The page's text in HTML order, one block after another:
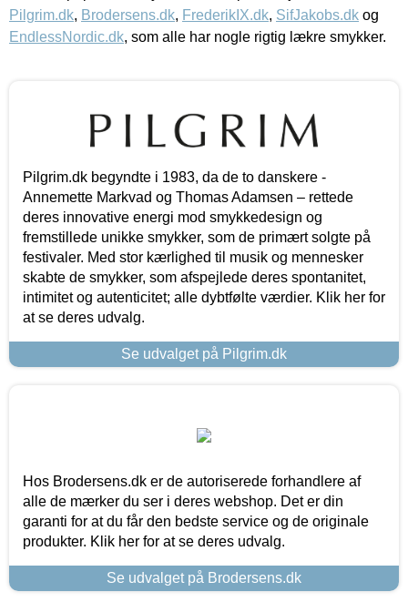
Pilgrim.dk, Brodersens.dk, FrederikIX.dk, SifJakobs.dk og
EndlessNordic.dk, som alle har nogle rigtig lækre smykker.
Pilgrim.dk begyndte i 1983, da de to danskere -
Annemette Markvad og Thomas Adamsen – rettede
deres innovative energi mod smykkedesign og
fremstillede unikke smykker, som de primært solgte på
festivaler. Med stor kærlighed til musik og mennesker
skabte de smykker, som afspejlede deres spontanitet,
intimitet og autenticitet; alle dybtfølte værdier. Klik her for
at se deres udvalg.
Se udvalget på Pilgrim.dk
Hos Brodersens.dk er de autoriserede forhandlere af
alle de mærker du ser i deres webshop. Det er din
garanti for at du får den bedste service og de originale
produkter. Klik her for at se deres udvalg.
Se udvalget på Brodersens.dk